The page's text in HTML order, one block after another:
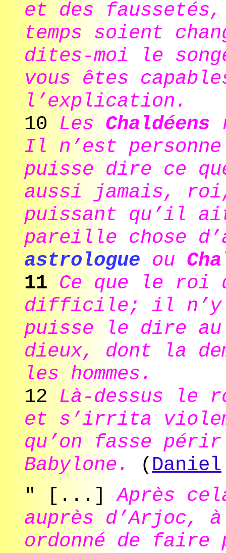
et des
temps soient
dites-moi le
vous êtes
l’explication.
10 Les Chaldéens
Il n’est
puisse dire ce
aussi jamais,
puissant qu’il
pareille chose
astrologue ou
11 Ce que le roi
difficile; il n’y
puisse le dire
dieux, dont la
les hommes.
12 Là-dessus le
et s’irrita
qu’on fasse
Babylone.
(Daniel
" [...]Après
auprès
ordonné de faire